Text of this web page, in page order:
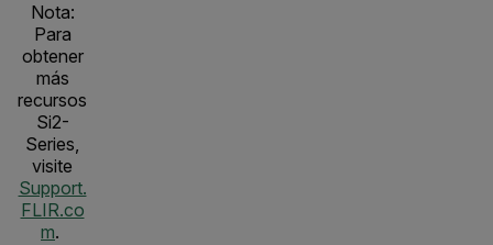
Nota:
Para
obtener
más
recursos
Si2-
Series,
visite
Support.
FLIR.co
m.